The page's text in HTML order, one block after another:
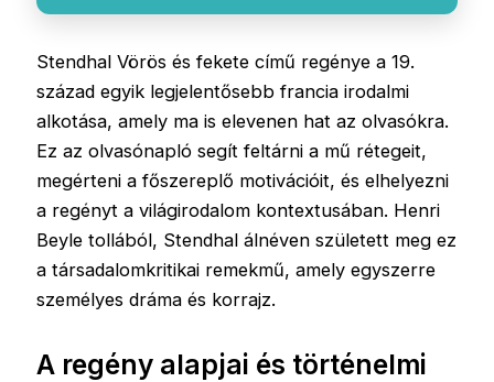
Stendhal Vörös és fekete című regénye a 19.
század egyik legjelentősebb francia irodalmi
alkotása, amely ma is elevenen hat az olvasókra.
Ez az olvasónapló segít feltárni a mű rétegeit,
megérteni a főszereplő motivációit, és elhelyezni
a regényt a világirodalom kontextusában. Henri
Beyle tollából, Stendhal álnéven született meg ez
a társadalomkritikai remekmű, amely egyszerre
személyes dráma és korrajz.
A regény alapjai és történelmi